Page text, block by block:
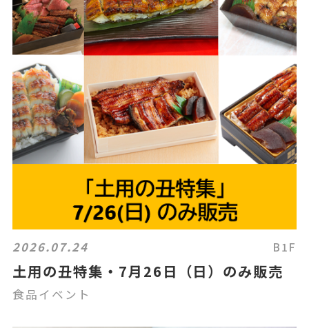
2026.07.24 B1F
土用の丑特集・7月26日（日）のみ販売
食品イベント